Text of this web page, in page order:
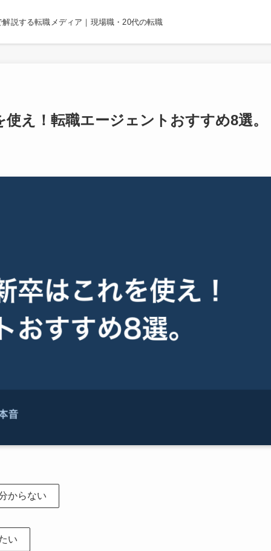
説する転職メディア｜現場職・20代の転職
え！転職エージェントおすすめ8選。
からない
い